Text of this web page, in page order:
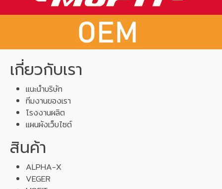
เกี่ยวกับเรา
แนะนำบริษัท
ทีมงานของเรา
โรงงานผลิต
แผนผังเว็บไซต์
สินค้า
ALPHA-X
VEGER